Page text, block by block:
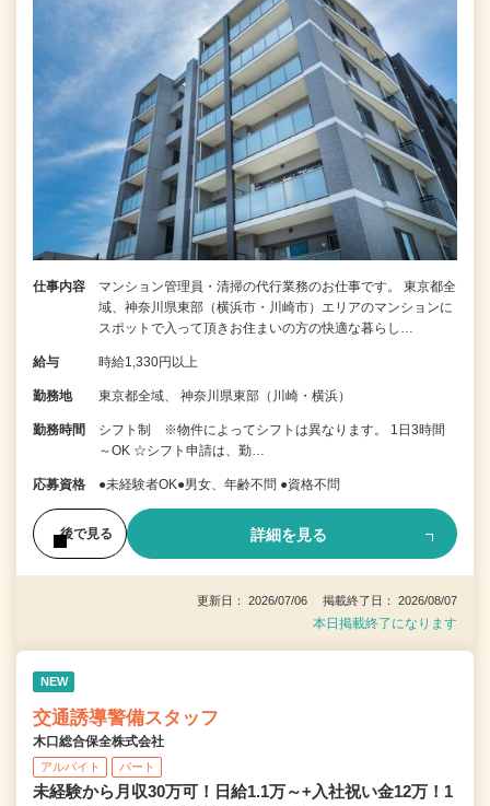
仕事内容
マンション管理員・清掃の代行業務のお仕事です。 東京都全
域、神奈川県東部（横浜市・川崎市）エリアのマンションに
スポットで入って頂きお住まいの方の快適な暮らし…
給与 時給1,330円以上
勤務地 東京都全域、 神奈川県東部（川崎・横浜）
勤務時間
シフト制 ※物件によってシフトは異なります。 1日3時間
～OK ☆シフト申請は、勤…
応募資格 ●未経験者OK●男女、年齢不問 ●資格不問
後で見る 詳細を見る
更新日： 2026/07/06 掲載終了日： 2026/08/07
本日掲載終了になります
NEW
交通誘導警備スタッフ
木口総合保全株式会社
アルバイト パート
未経験から月収30万可！日給1.1万～+入社祝い金12万！1